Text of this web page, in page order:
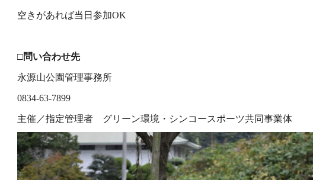
空きがあれば当日参加OK
□問い合わせ先
永源山公園管理事務所
0834-63-7899
主催／指定管理者 グリーン環境・シンコースポーツ共同事業体